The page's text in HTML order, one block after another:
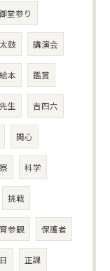
堂参り
太鼓 講演会
絵本 鑑賞
先生 吉四六
関心
科学
挑戦
参観 保護者
正課